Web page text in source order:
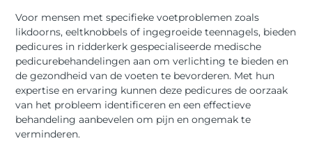
Voor mensen met specifieke voetproblemen zoals
likdoorns, eeltknobbels of ingegroeide teennagels, bieden
pedicures in ridderkerk gespecialiseerde medische
pedicurebehandelingen aan om verlichting te bieden en
de gezondheid van de voeten te bevorderen. Met hun
expertise en ervaring kunnen deze pedicures de oorzaak
van het probleem identificeren en een effectieve
behandeling aanbevelen om pijn en ongemak te
verminderen.